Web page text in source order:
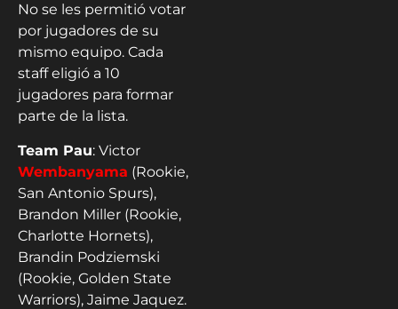
No se les permitió votar
por jugadores de su
mismo equipo. Cada
staff eligió a 10
jugadores para formar
parte de la lista.
Team Pau: Victor
Wembanyama (Rookie,
San Antonio Spurs),
Brandon Miller (Rookie,
Charlotte Hornets),
Brandin Podziemski
(Rookie, Golden State
Warriors), Jaime Jaquez.